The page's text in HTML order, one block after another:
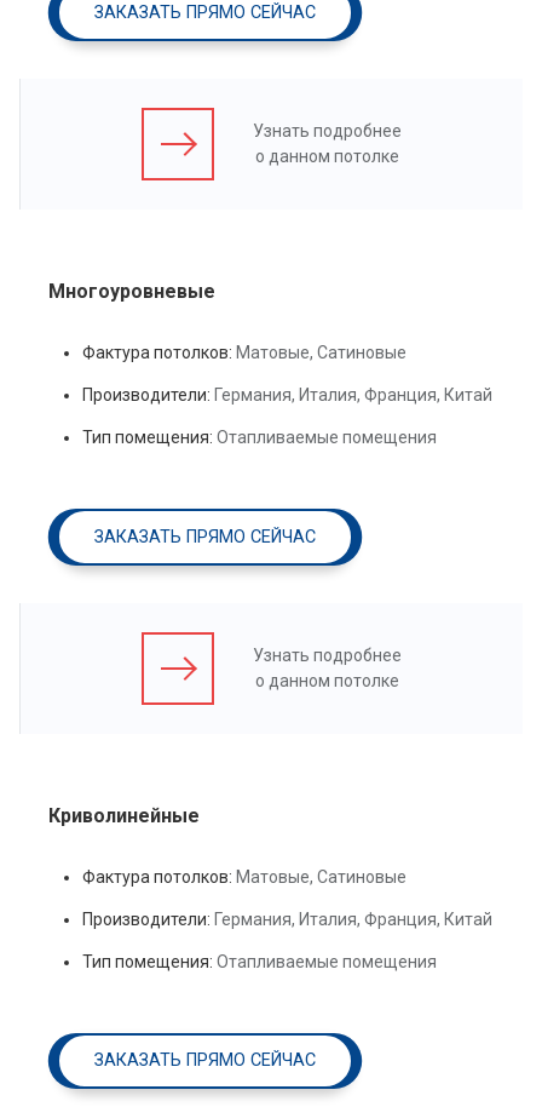
ЗАКАЗАТЬ ПРЯМО СЕЙЧАС
Узнать подробнее
о данном потолке
Многоуровневые
Фактура потолков: Матовые, Сатиновые
Производители: Германия, Италия, Франция, Китай
Тип помещения: Отапливаемые помещения
ЗАКАЗАТЬ ПРЯМО СЕЙЧАС
Узнать подробнее
о данном потолке
Криволинейные
Фактура потолков: Матовые, Сатиновые
Производители: Германия, Италия, Франция, Китай
Тип помещения: Отапливаемые помещения
ЗАКАЗАТЬ ПРЯМО СЕЙЧАС